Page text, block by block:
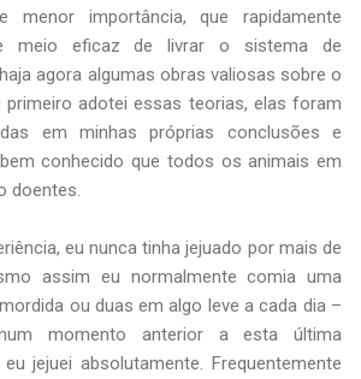
menor importância, que rapidamente
meio eficaz de livrar o sistema de
agora algumas obras valiosas sobre o
primeiro adotei essas teorias, elas foram
em minhas próprias conclusões e
conhecido que todos os animais em
doentes.
eu nunca tinha jejuado por mais de
assim eu normalmente comia uma
ou duas em algo leve a cada dia –
momento anterior a esta última
jejuei absolutamente. Frequentemente